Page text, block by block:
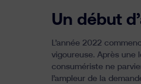
Un début
L’année 2022
vigoureuse. Après une
consumériste ne
l’ampleur de la